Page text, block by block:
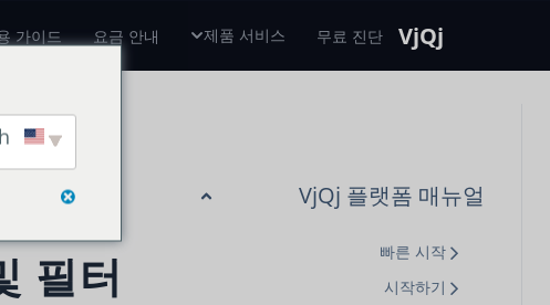
VjQj
무료 진단
제품 서비스
요금 안내
가이드
VjQj 플랫폼 매뉴얼
빠른 시작
시작하기
사용 가이드
필터